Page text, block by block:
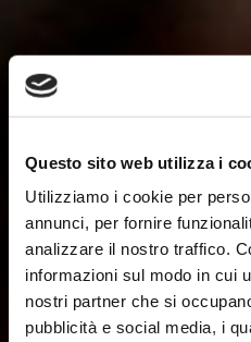
Questo sito web utilizza i
Utilizziamo i cookie per
annunci, per fornire
analizzare il nostro traffico.
informazioni sul modo in cui
nostri partner che si
pubblicità e social media, i